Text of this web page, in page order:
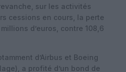
sur les activités
cessions en cours, la perte
d’euros, contre 108,6
d’Airbus et Boeing
a profité d’un bond de